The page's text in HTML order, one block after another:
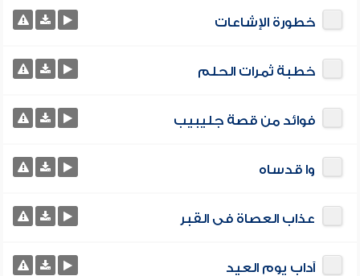
خطورة الإشاعات
خطبة ثمرات الحلم
فوائد من قصة جليبيب
وا قدساه
عذاب العصاة فى القبر
آداب يوم العيد